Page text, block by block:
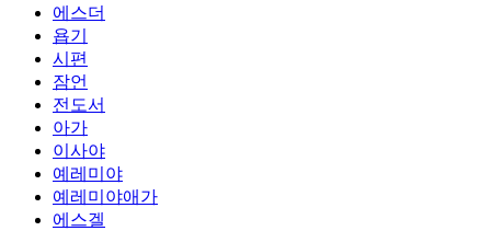
에스더
욥기
시편
잠언
전도서
아가
이사야
예레미야
예레미야애가
에스겔